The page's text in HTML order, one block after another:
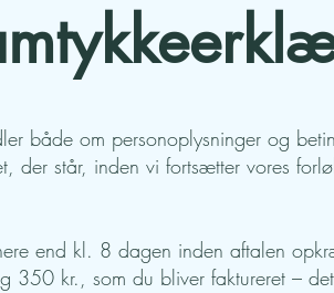
både om personoplysninger og
der står, inden vi fortsætter vores
end kl. 8 dagen inden aftalen
350 kr., som du bliver faktureret –